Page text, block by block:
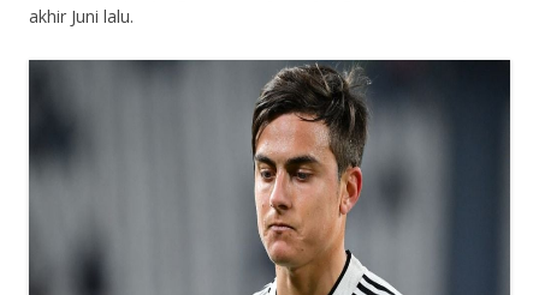
akhir Juni lalu.